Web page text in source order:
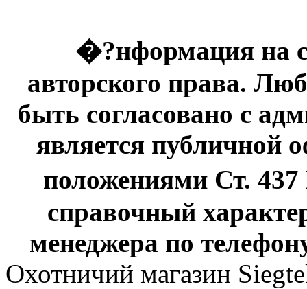
�?нформация на
авторского права.
быть согласовано с
является публичной
положениями Ст.
справочный
менеджера по
Охотничий магазин